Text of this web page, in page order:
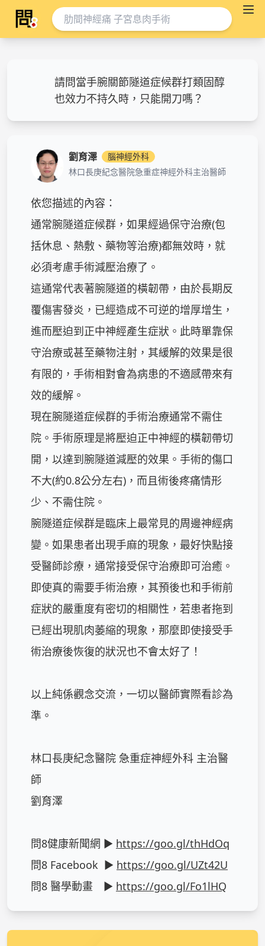
請問當手腕關節隧道症候群打類固醇
也效力不持久時，只能開刀嗎？
劉育澤
腦神經外科
林口長庚紀念醫院急重症神經外科主治醫師
依您描述的內容：
通常腕隧道症候群，如果經過保守治療(包
括休息、熱敷、藥物等治療)都無效時，就
必須考慮手術減壓治療了。
這通常代表著腕隧道的橫韌帶，由於長期反
覆傷害發炎，已經造成不可逆的增厚增生，
進而壓迫到正中神經產生症狀。此時單靠保
守治療或甚至藥物注射，其緩解的效果是很
有限的，手術相對會為病患的不適感帶來有
效的緩解。
現在腕隧道症候群的手術治療通常不需住
院。手術原理是將壓迫正中神經的橫韌帶切
開，以達到腕隧道減壓的效果。手術的傷口
不大(約0.8公分左右)，而且術後疼痛情形
少、不需住院。
腕隧道症候群是臨床上最常見的周邊神經病
變。如果患者出現手麻的現象，最好快點接
受醫師診療，通常接受保守治療即可治癒。
即使真的需要手術治療，其預後也和手術前
症狀的嚴重度有密切的相關性，若患者拖到
已經出現肌肉萎縮的現象，那麼即使接受手
術治療後恢復的狀況也不會太好了！
以上純係觀念交流，一切以醫師實際看診為
準。
林口長庚紀念醫院 急重症神經外科 主治醫
師
劉育澤
問8健康新聞網 ► https://goo.gl/thHdOq
問8 Facebook  ► https://goo.gl/UZt42U
問8 醫學動畫　► https://goo.gl/Fo1lHQ